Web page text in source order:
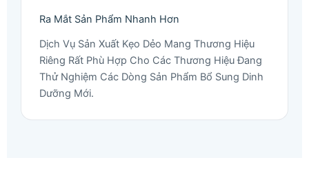
Ra Mắt Sản Phẩm Nhanh Hơn
Dịch Vụ Sản Xuất Kẹo Dẻo Mang Thương Hiệu
Riêng Rất Phù Hợp Cho Các Thương Hiệu Đang
Thử Nghiệm Các Dòng Sản Phẩm Bổ Sung Dinh
Dưỡng Mới.